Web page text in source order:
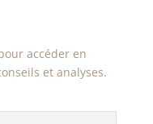
accéder en
et analyses.